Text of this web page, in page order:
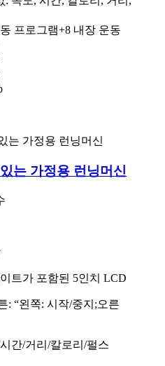
프로그램+8 내장 운동
는 가정용 런닝머신
트가 포함된 5인치 LCD
: “왼쪽: 시작/중지;오른
간/거리/칼로리/펄스